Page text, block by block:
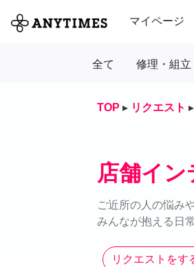
マイページ
全て 修理・組立
TOP ▸ リクエスト ▸
店舗イン
ご近所の人の悩み
みんなが抱える日
リクエストをす